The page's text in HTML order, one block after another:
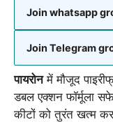
Join whatsapp
Join Telegram
पायरोनमें मौजूद
डबल एक्शन फॉर्मूला
कीटों को तुरंत खत्म